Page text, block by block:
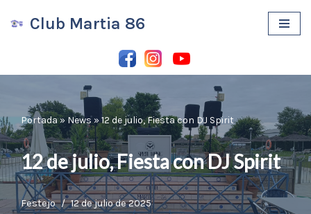
contenido
Club Martia 86
Portada»News»12 de julio, Fiesta con DJ Spirit
12 de julio, Fiesta con DJ Spirit
Festejo 12 de julio de 2025